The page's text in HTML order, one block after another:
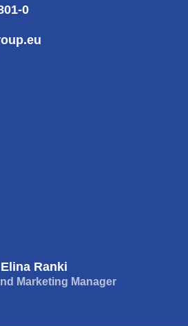
0
Elina Ranki
Marketing Manager